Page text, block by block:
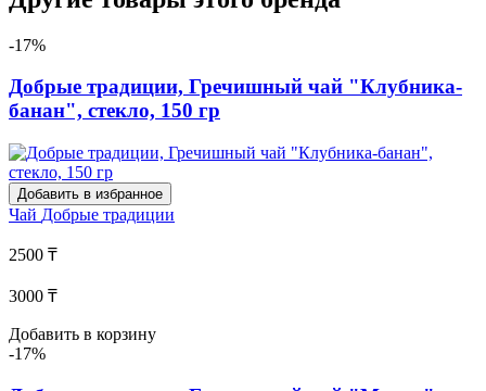
-17%
Добрые традиции, Гречишный чай "Клубника-
банан", стекло, 150 гр
Добавить в избранное
Чай Добрые традиции
2500 ₸
3000 ₸
Добавить в корзину
-17%